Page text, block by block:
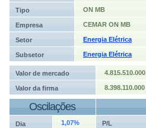
Tipo ON MB
Empresa CEMAR ON MB
Setor Energia Elétrica
Subsetor Energia Elétrica
Valor de mercado 4.815.510.000
Valor da firma 8.398.110.000
Oscilações
Dia 1,07% P/L